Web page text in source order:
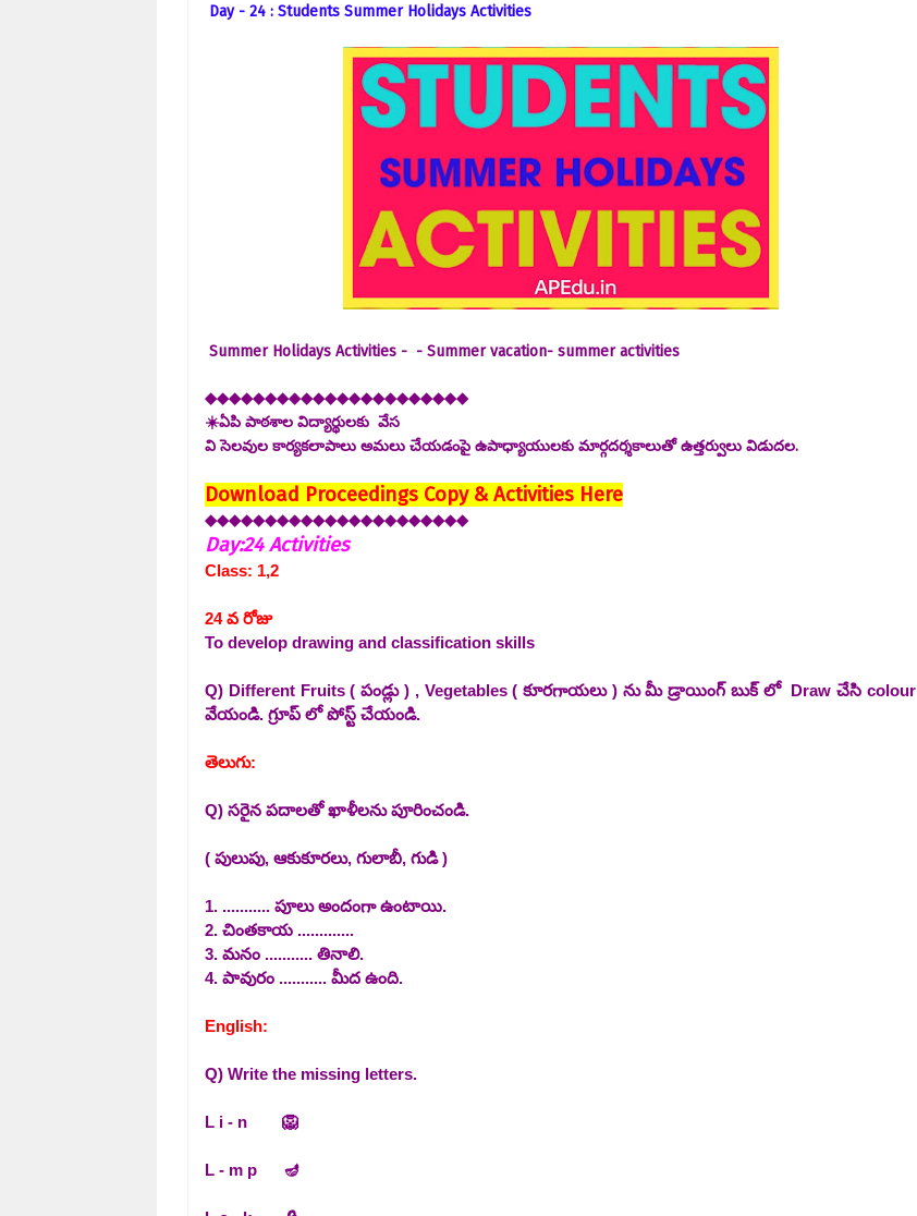
Day- 24 : Students Summer Holidays Activities
Summer Holidays Activities - - Summer vacation- summer activities
◆◆◆◆◆◆◆◆◆◆◆◆◆◆◆◆◆◆◆◆◆◆
☀️ఏపి పాఠశాల విద్యార్థులకు వేస
వి సెలవుల కార్యకలాపాలు అమలు చేయడంపై ఉపాధ్యాయులకు మార్గదర్శకాలుతో ఉత్తర్వులు విడుదల.
Download Proceedings Copy & Activities Here
◆◆◆◆◆◆◆◆◆◆◆◆◆◆◆◆◆◆◆◆◆◆
Day:24 Activities
Class: 1,2
24 వ రోజు
To develop drawing and classification skills
Q) Different Fruits ( పండ్లు ) , Vegetables ( కూరగాయలు ) ను మీ డ్రాయింగ్ బుక్ లో Draw చేసి colour
వేయండి. గ్రూప్ లో పోస్ట్ చేయండి.
తెలుగు:
Q) సరైన పదాలతో ఖాళీలను పూరించండి.
( పులుపు, ఆకుకూరలు, గులాబీ, గుడి )
1. ........... పూలు అందంగా ఉంటాయి.
2. చింతకాయ .............
3. మనం ........... తినాలి.
4. పావురం ........... మీద ఉంది.
English:
Q) Write the missing letters.
L i - n 🦁
L - m p 🪔